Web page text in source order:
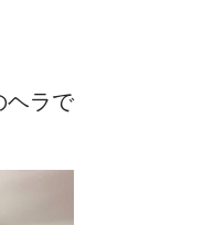
ヘラで